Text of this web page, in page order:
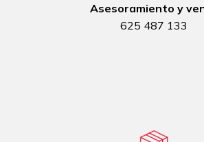
Asesoramiento y
625 487 133